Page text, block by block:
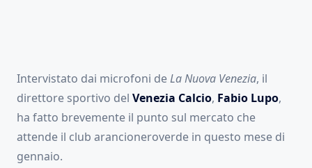
Intervistato dai microfoni deLa Nuova Venezia, il
direttore sportivo del Venezia Calcio, Fabio Lupo,
ha fatto brevemente il punto sul mercato che
attende il club arancioneroverde in questo mese di
gennaio.